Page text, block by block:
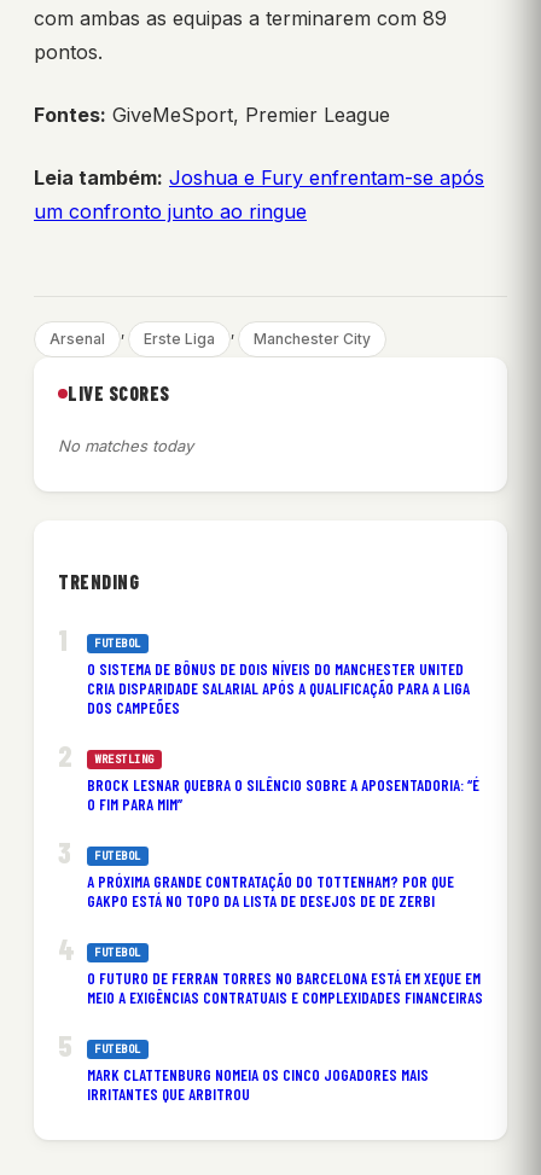
com ambas as equipas a terminarem com 89
pontos.
Fontes: GiveMeSport, Premier League
Leia também: Joshua e Fury enfrentam-se após
um confronto junto ao ringue
Arsenal , Erste Liga , Manchester City
LIVE SCORES
No matches today
TRENDING
FUTEBOL
O SISTEMA DE BÔNUS DE DOIS NÍVEIS DO MANCHESTER UNITED
CRIA DISPARIDADE SALARIAL APÓS A QUALIFICAÇÃO PARA A LIGA
DOS CAMPEÕES
WRESTLING
BROCK LESNAR QUEBRA O SILÊNCIO SOBRE A APOSENTADORIA: “É
O FIM PARA MIM”
FUTEBOL
A PRÓXIMA GRANDE CONTRATAÇÃO DO TOTTENHAM? POR QUE
GAKPO ESTÁ NO TOPO DA LISTA DE DESEJOS DE DE ZERBI
FUTEBOL
O FUTURO DE FERRAN TORRES NO BARCELONA ESTÁ EM XEQUE EM
MEIO A EXIGÊNCIAS CONTRATUAIS E COMPLEXIDADES FINANCEIRAS
FUTEBOL
MARK CLATTENBURG NOMEIA OS CINCO JOGADORES MAIS
IRRITANTES QUE ARBITROU